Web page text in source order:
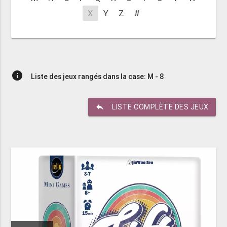
X
Y Z #
info Liste des jeux rangés dans la case: M - 8
reply LISTE COMPLÈTE DES JEUX